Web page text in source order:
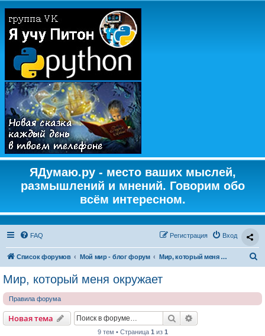
ЯДумаю.ру - место ваших мыслей,
размышлений и мнений. Говорим обо
всём интересном.
FAQ Вход
Регистрация
Список форумов Мой мир - блог форум Мир, который меня окружает
Мир, который меня окружает
Правила форума
Новая тема Поиск
9 тем • Страница 1 из 1